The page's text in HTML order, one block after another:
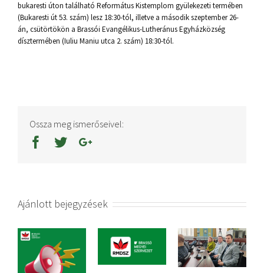
bukaresti úton található Református Kistemplom gyülekezeti termében
(Bukaresti út 53. szám) lesz 18:30-tól, illetve a második szeptember 26-
án, csütörtökön a Brassói Evangélikus-Lutheránus Egyházközség
dísztermében (Iuliu Maniu utca 2. szám) 18:30-tól.
Ossza meg ismerőseivel:
Ajánlott bejegyzések